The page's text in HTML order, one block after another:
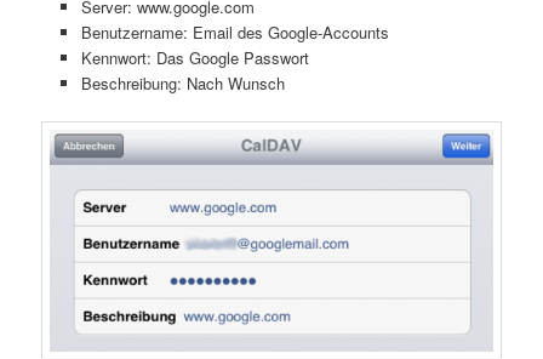
Server: www.google.com
Benutzername: Email des Google-Accounts
Kennwort: Das Google Passwort
Beschreibung: Nach Wunsch